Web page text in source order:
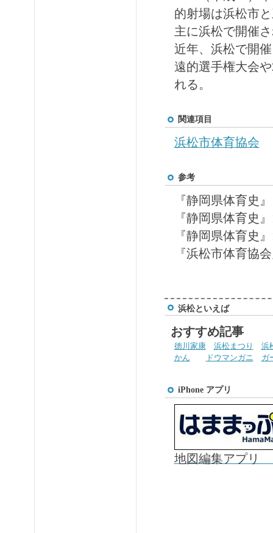
的射場は浜松市
主に浜松で開催
近年、浜松で開
遠的選手権大会
れる。
関連項目
浜松市体育協会
参考
『静岡県体育史
『静岡県体育史
『静岡県体育史
『浜松市体育協
浜松といえば
おすすめ記事
徳川家康 浜松まつり
浜
かん
ドウマンガニ ガ
iPhone アプリ
地図編集アプリ